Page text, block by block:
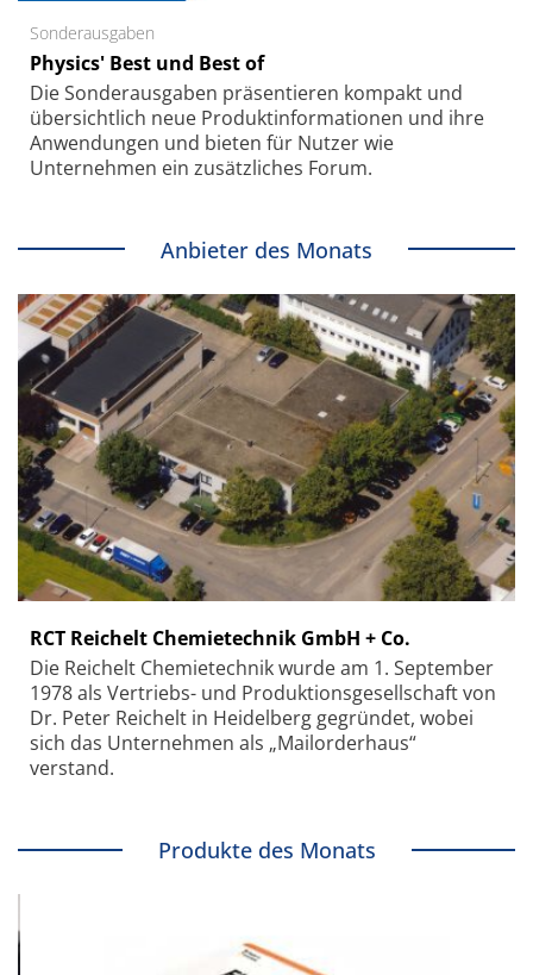
Sonderausgaben
Physics' Best und Best of
Die Sonder­ausgaben präsentieren kompakt und
übersichtlich neue Produkt­informationen und ihre
Anwendungen und bieten für Nutzer wie
Unternehmen ein zusätzliches Forum.
Anbieter des Monats
RCT Reichelt Chemietechnik GmbH + Co.
Die Reichelt Chemietechnik wurde am 1. September
1978 als Vertriebs- und Produktionsgesellschaft von
Dr. Peter Reichelt in Heidelberg gegründet, wobei
sich das Unternehmen als „Mailorderhaus“
verstand.
Produkte des Monats